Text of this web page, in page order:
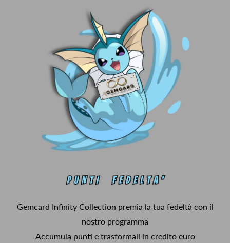
Gemcard Infinity Collection premia la tua fedeltà con il
nostro programma
Accumula punti e trasformali in credito euro